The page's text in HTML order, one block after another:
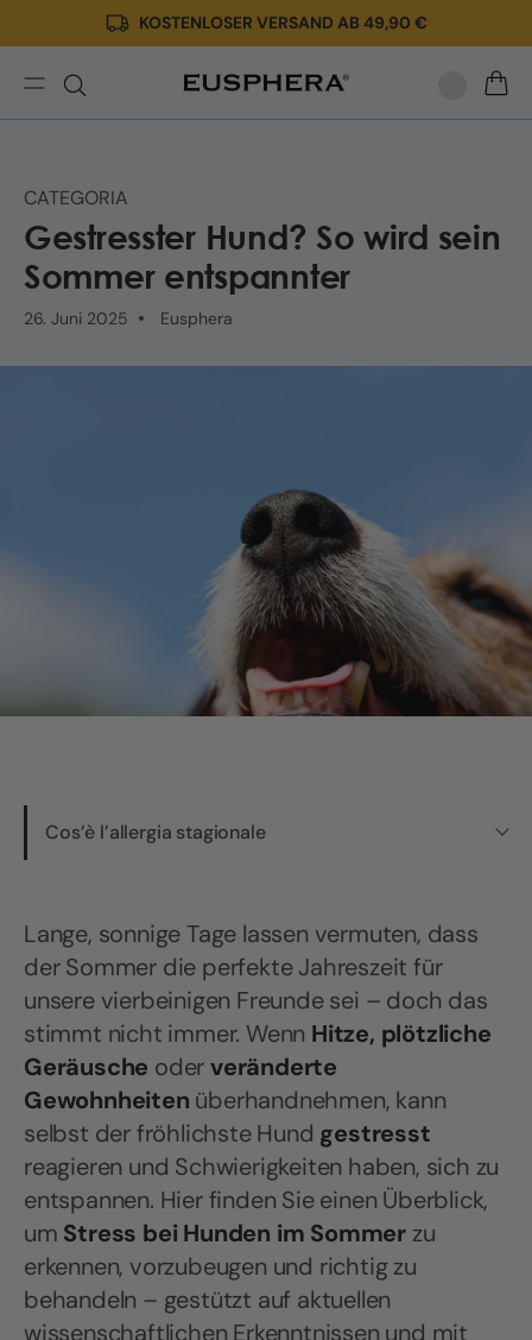
zum
Inhalt
KOSTENLOSER VERSAND AB 49,90 €
und
natürliche
Heilmittel
CATEGORIA
Gestresster Hund? So wird sein
Sommer entspannter
26. Juni 2025 Eusphera
Cos’è l’allergia stagionale
Lange, sonnige Tage lassen vermuten, dass
der Sommer die perfekte Jahreszeit für
unsere vierbeinigen Freunde sei – doch das
stimmt nicht immer. Wenn Hitze, plötzliche
Geräusche oderveränderte
Gewohnheiten überhandnehmen, kann
selbst der fröhlichste Hund gestresst
reagieren und Schwierigkeiten haben, sich zu
entspannen. Hier finden Sie einen Überblick,
um Stress bei Hunden im Sommer zu
erkennen, vorzubeugen und richtig zu
behandeln – gestützt auf aktuellen
wissenschaftlichen Erkenntnissen und mit